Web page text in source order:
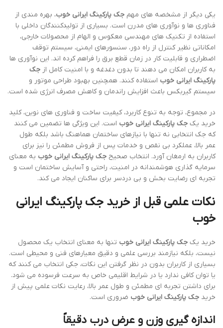
یکی دیگر از مشخصه های مهم جک پارکینگ ایرانی خوب، بهره مندی از
فناوری ها و نوآوری های مدرن است. بسیاری از تولیدکنندگان داخلی با
استفاده از تکنیک های مهندسی معکوس و الهام از محصولات خارجی،
امکاناتی نظیر کنترل از راه دور، سنسورهای ایمنی، سیستم توقف
اضطراری و قابلیت کار در زمان قطع برق را فراهم کرده اند. این نوآوری ها
به کاربران امکان می دهند تا بدون دغدغه و با امنیت کامل از جک
پارکینگ ایرانی خوب استفاده کنند. همچنین بهبود طراحی موتور و
سیستم گیربکس باعث افزایش راندمان و کاهش مصرف انرژی شده است.
در مجموع، توجه به تنوع کاربرد، کیفیت ساخت و فناوری های نوین، کلید
خرید یک جک پارکینگ ایرانی خوب است. این ویژگی ها تضمین می کنند
که جک انتخابی نه تنها با نیازهای ساختمان هماهنگ باشد بلکه طول
عمر بالا، عملکرد بی نقص و خدمات پس از فروش مطمئن را نیز برای
کاربران به ارمغان آورد. انتخاب صحیح جک پارکینگ ایرانی خوب به معنای
سرمایه گذاری هوشمندانه در امنیت، راحتی و آسایش ساختمان است و
تجربه ای رضایت بخش و بی دردسر برای ساکنان ایجاد می کند.
نکات علمی قبل از خرید جک پارکینگ ایرانی
خوب
خرید یک جک پارکینگ ایرانی خوب تنها به معنای انتخاب یک محصول
نیست، بلکه نیازمند بررسی علمی و دقیق معیارهای فنی و محیطی است.
بسیاری از کاربران بدون در نظر گرفتن این نکات، جکی انتخاب می کنند که
یا توان کافی ندارد یا در شرایط اقلیمی خاص به سرعت فرسوده می شود.
برای داشتن تجربه ای مطمئن و طول عمر بالا، رعایت نکات علمی پیش از
خرید جک پارکینگ ایرانی خوب ضروری است.
اندازه گیری وزن و عرض درب دقیقاً